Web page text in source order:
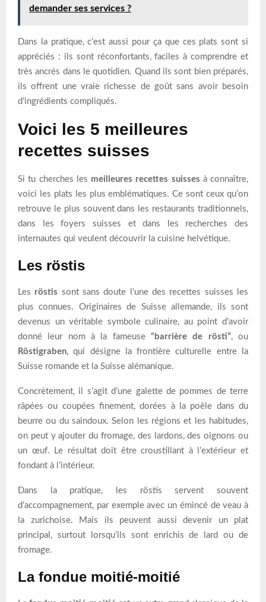
demander ses services ?
Dans la pratique, c’est aussi pour ça que ces plats sont si
appréciés : ils sont réconfortants, faciles à comprendre et
très ancrés dans le quotidien. Quand ils sont bien préparés,
ils offrent une vraie richesse de goût sans avoir besoin
d’ingrédients compliqués.
Voici les 5 meilleures
recettes suisses
Si tu cherches les meilleures recettes suisses à connaître,
voici les plats les plus emblématiques. Ce sont ceux qu’on
retrouve le plus souvent dans les restaurants traditionnels,
dans les foyers suisses et dans les recherches des
internautes qui veulent découvrir la cuisine helvétique.
Les röstis
Les röstis sont sans doute l’une des recettes suisses les
plus connues. Originaires de Suisse allemande, ils sont
devenus un véritable symbole culinaire, au point d’avoir
donné leur nom à la fameuse “barrière de rösti”, ou
Röstigraben, qui désigne la frontière culturelle entre la
Suisse romande et la Suisse alémanique.
Concrètement, il s’agit d’une galette de pommes de terre
râpées ou coupées finement, dorées à la poêle dans du
beurre ou du saindoux. Selon les régions et les habitudes,
on peut y ajouter du fromage, des lardons, des oignons ou
un œuf. Le résultat doit être croustillant à l’extérieur et
fondant à l’intérieur.
Dans la pratique, les röstis servent souvent
d’accompagnement, par exemple avec un émincé de veau à
la zurichoise. Mais ils peuvent aussi devenir un plat
principal, surtout lorsqu’ils sont enrichis de lard ou de
fromage.
La fondue moitié-moitié